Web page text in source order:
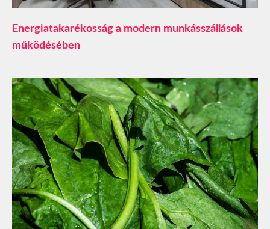
​Energiatakarékosság a modern munkásszállások
működésében